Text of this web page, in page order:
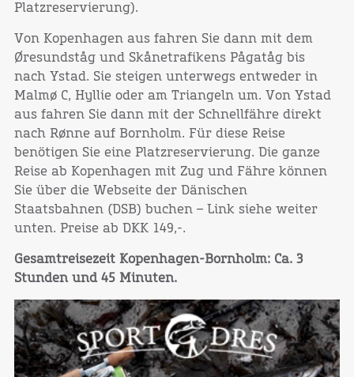
Platzreservierung).
Von Kopenhagen aus fahren Sie dann mit dem
Øresundståg und Skånetrafikens Pågatåg bis
nach Ystad. Sie steigen unterwegs entweder in
Malmø C, Hyllie oder am Triangeln um. Von Ystad
aus fahren Sie dann mit der Schnellfähre direkt
nach Rønne auf Bornholm. Für diese Reise
benötigen Sie eine Platzreservierung. Die ganze
Reise ab Kopenhagen mit Zug und Fähre können
Sie über die Webseite der Dänischen
Staatsbahnen (DSB) buchen – Link siehe weiter
unten. Preise ab DKK 149,-.
Gesamtreisezeit Kopenhagen-Bornholm: Ca. 3
Stunden und 45 Minuten.